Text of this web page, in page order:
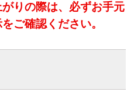
りの際は、必ずお手元
ご確認ください。